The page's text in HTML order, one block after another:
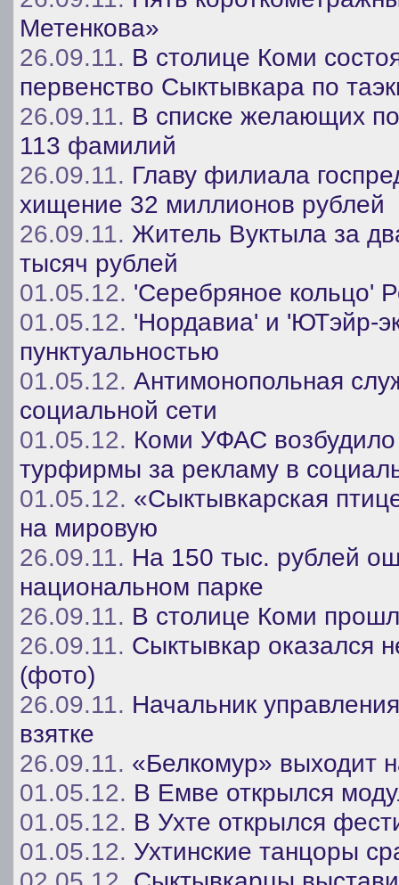
Метенкова»
26.09.11. В столице Коми
первенство Сыктывкара по
26.09.11. В списке желающих
113 фамилий
26.09.11. Главу филиала
хищение 32 миллионов рублей
26.09.11. Житель Вуктыла за
тысяч рублей
01.05.12. 'Серебряное кольцо'
01.05.12. 'Нордавиа' и 'ЮТэйр-
пунктуальностью
01.05.12. Антимонопольная
социальной сети
01.05.12. Коми УФАС
турфирмы за рекламу в
01.05.12. «Сыктывкарская
на мировую
26.09.11. На 150 тыс. рублей
национальном парке
26.09.11. В столице Коми
26.09.11. Сыктывкар оказался
(фото)
26.09.11. Начальник
взятке
26.09.11. «Белкомур» выходит
01.05.12. В Емве открылся
01.05.12. В Ухте открылся
01.05.12. Ухтинские танцоры